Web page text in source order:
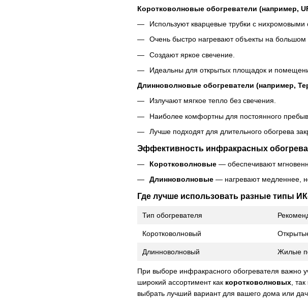
Коротковолновые обогреватели (например,
Используют кварцевые трубки с нихромовыми
Очень быстро нагревают объекты на большом
Создают яркое свечение.
Идеальны для открытых площадок и
Длинноволновые обогреватели (например,
Излучают мягкое тепло без свечения.
Наиболее комфортны для постоянного
Лучше подходят для длительного обогрева
Эффективность инфракрасных
Коротковолновые — обеспечивают
Длинноволновые — нагревают медленнее,
Где лучше использовать разные типы
Тип обогревателя
Коротковолновый
Длинноволновый Жилые
При выборе инфракрасного обогревателя важно
широкий ассортимент как коротковолновых , так
выбрать лучший вариант для вашего дома или